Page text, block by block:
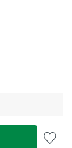
beschikbaar.)
niet
is